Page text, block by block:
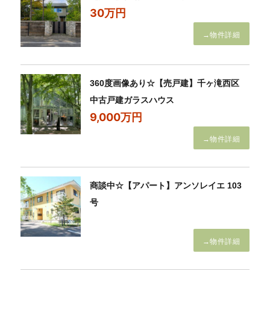
30万円
→物件詳細
360度画像あり☆【売戸建】千ヶ滝西区
中古戸建ガラスハウス
9,000万円
→物件詳細
商談中☆【アパート】アンソレイエ 103
号
→物件詳細